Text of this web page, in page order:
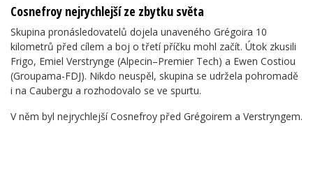
Cosnefroy nejrychlejší ze zbytku světa
Skupina pronásledovatelů dojela unaveného Grégoira 10
kilometrů před cílem a boj o třetí příčku mohl začít. Útok zkusili
Frigo, Emiel Verstrynge (Alpecin–Premier Tech) a Ewen Costiou
(Groupama-FDJ). Nikdo neuspěl, skupina se udržela pohromadě
i na Caubergu a rozhodovalo se ve spurtu.
V něm byl nejrychlejší Cosnefroy před Grégoirem a Verstryngem.